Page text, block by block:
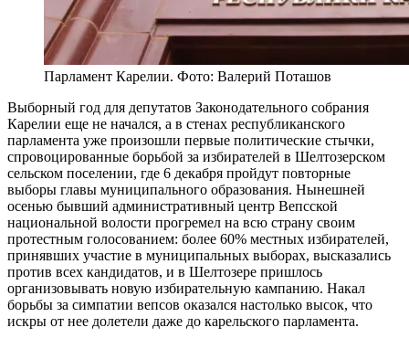
Парламент Карелии. Фото: Валерий Поташов
Выборный год для депутатов Законодательного собрания
Карелии еще не начался, а в стенах республиканского
парламента уже произошли первые политические стычки,
спровоцированные борьбой за избирателей в Шелтозерском
сельском поселении, где 6 декабря пройдут повторные
выборы главы муниципального образования. Нынешней
осенью бывший административный центр Вепсской
национальной волости прогремел на всю страну своим
протестным голосованием: более 60% местных избирателей,
принявших участие в муниципальных выборах, высказались
против всех кандидатов, и в Шелтозере пришлось
организовывать новую избирательную кампанию. Накал
борьбы за симпатии вепсов оказался настолько высок, что
искры от нее долетели даже до карельского парламента.